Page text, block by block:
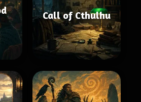
Call of Cthulhu